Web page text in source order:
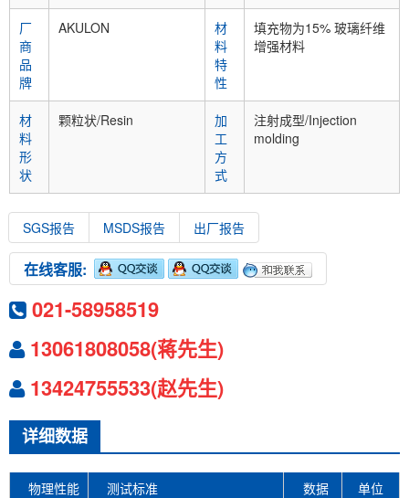
厂
商
品
牌
AKULON
材
料
特
性
填充物为15% 玻璃纤维
增强材料
材
料
形
状
颗粒状/Resin
加
工
方
式
注射成型/Injection
molding
SGS报告 MSDS报告 出厂报告
在线客服:
021-58958519
13061808058(蒋先生)
13424755533(赵先生)
详细数据
物理性能 测试标准 数据
单位